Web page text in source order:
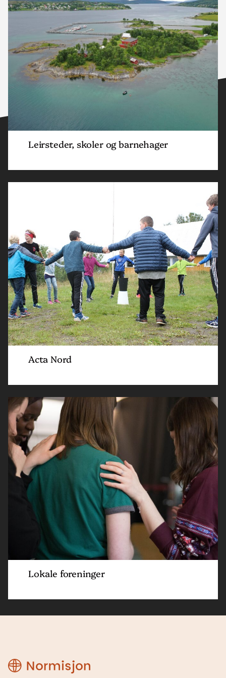
Leirsteder, skoler og barnehager
skoler
og
barnehager"
Acta Nord
Nord"
Lokale foreninger
Read
article
"Lokale
foreninger"
Region
Nord